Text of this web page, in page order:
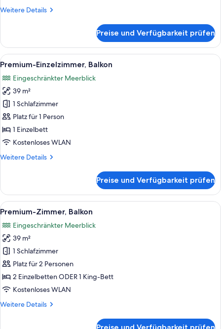
Weitere Details
Weitere
Suite
Preise und Verfügbarkeit prüfen
Alle
Fotos
für
Premium-
Einzelzimmer,
Balkon
anzeigen
Ein modernes Wohnzimmer mit
5
Premium-Einzelzimmer, Balkon
Eingeschränkter Meerblick
39 m²
1 Schlafzimmer
Platz für 1 Person
1 Einzelbett
Kostenloses WLAN
Weitere Details
Weitere
Einzelzimmer,
Balkon
Preise und Verfügbarkeit prüfen
Alle
Fotos
für
Premium-
Zimmer,
Balkon
anzeigen
Ein modernes Wohnzimmer mit
7
Premium-Zimmer, Balkon
Eingeschränkter Meerblick
39 m²
1 Schlafzimmer
Platz für 2 Personen
2 Einzelbetten ODER 1 King-Bett
Kostenloses WLAN
Weitere Details
Weitere